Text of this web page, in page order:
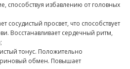
способствуя избавлению от головных
сосудистый просвет, что способствует
Восстанавливает сердечный ритм,
тонус. Положительно
обмен. Повышает